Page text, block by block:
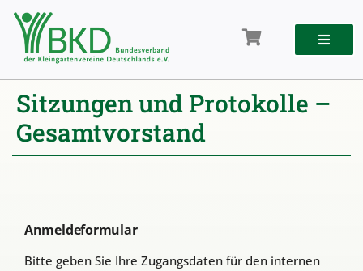
Zum
Inhalt
springen
Sitzungen und Protokolle –
Gesamtvorstand
Anmeldeformular
Bitte geben Sie Ihre Zugangsdaten für den internen